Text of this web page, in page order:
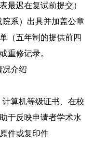
最迟在复试前提交）
）出具并加盖公章
（五年制的提供前四
重修记录。
介绍
机等级证书、在校
于反映申请者学术水
件或复印件